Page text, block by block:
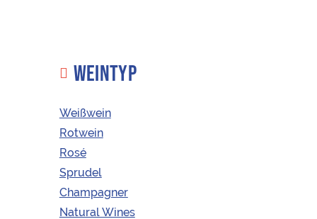
ÖSTERREICHISCHE WEINE
WEINTYP
Weißwein
Rotwein
Rosé
Sprudel
Champagner
Natural Wines